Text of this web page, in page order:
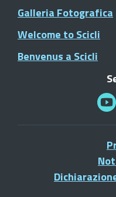
Galleria Fotografica
Welcome to Scicli
Benvenus a Scicli